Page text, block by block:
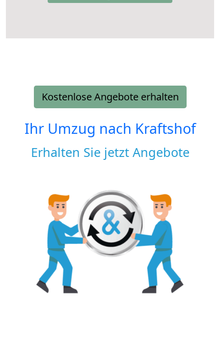
Kostenlose Angebote erhalten
Ihr Umzug nach Kraftshof
Erhalten Sie jetzt Angebote